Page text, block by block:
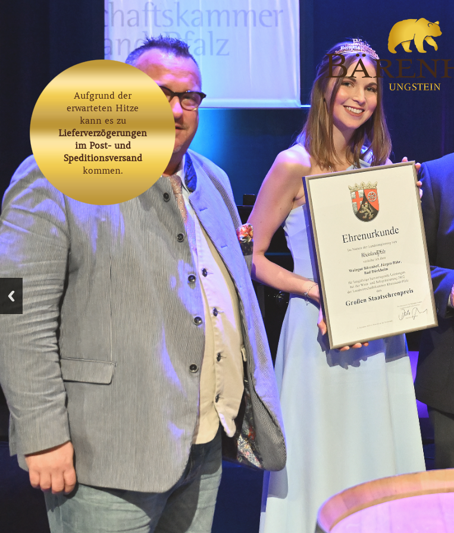
Aufgrund der
erwarteten Hitze
kann es zu
Lieferverzögerungen
im Post- und
Speditionsversand
kommen.